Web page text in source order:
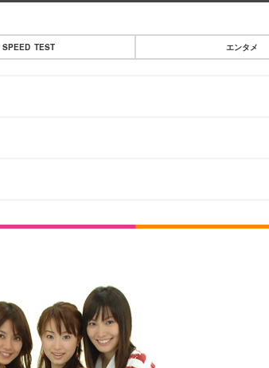
SPEED TEST エンタメ